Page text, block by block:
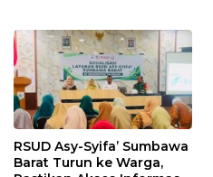
RSUD Asy-Syifa’ Sumbawa
Barat Turun ke Warga,